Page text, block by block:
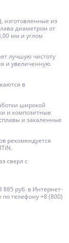
изготовленные из
диаметром от
мм и углом
лучшую чистоту
и увеличенную
в
широкой
и композитные
и закаленные
рекомендуется
сверл с
885 руб. в Интернет-
телефону +8 (800)